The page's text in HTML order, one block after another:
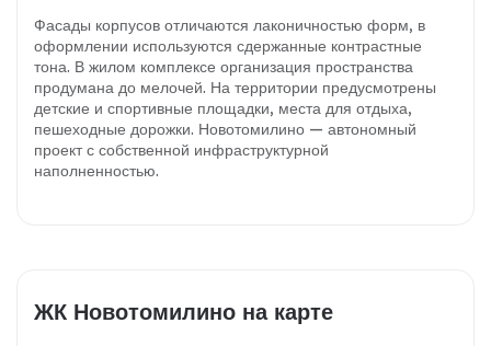
Фасады корпусов отличаются лаконичностью форм, в
оформлении используются сдержанные контрастные
тона. В жилом комплексе организация пространства
продумана до мелочей. На территории предусмотрены
детские и спортивные площадки, места для отдыха,
пешеходные дорожки. Новотомилино — автономный
проект с собственной инфраструктурной
наполненностью.
ЖК Новотомилино на карте